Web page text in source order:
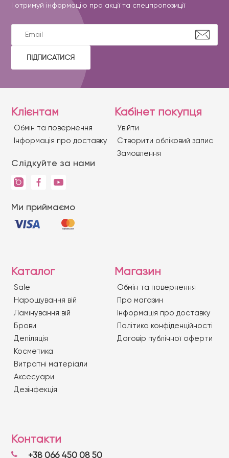
І отримуй інформацію про акції та спецпропозиції
ПІДПИСАТИСЯ
Клієнтам
Обмін та повернення
Iнформація про доставку
Слідкуйте за нами
Ми приймаємо
Кабінет покупця
Увійти
Створити обліковий запис
Замовлення
Каталог
Sale
Нарощування вій
Ламінування вій
Брови
Депіляція
Косметика
Витратні матеріали
Аксесуари
Дезінфекція
Магазин
Обмін та повернення
Про магазин
Iнформація про доставку
Політика конфіденційності
Договір публічної оферти
Контакти
+38 066 450 08 50